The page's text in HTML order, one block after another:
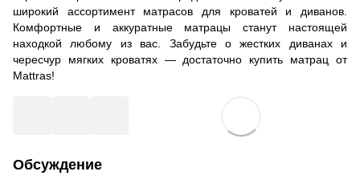
широкий ассортимент матрасов для кроватей и диванов.
Комфортные и аккуратные матрацы станут настоящей
находкой любому из вас. Забудьте о жестких диванах и
чересчур мягких кроватях — достаточно купить матрац от
Mattras!
Обсуждение